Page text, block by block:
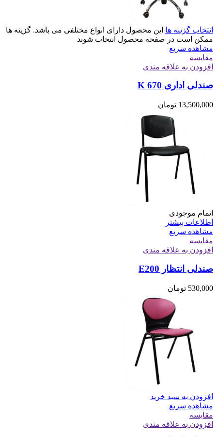
انتخاب گزینه ها این محصول دارای انواع مختلفی می باشد. گزینه ها
ممکن است در صفحه محصول انتخاب شوند
مشاهده سریع
مقایسه
افزودن به علاقه مندی
صندلی اداری K 670
13,500,000 تومان
اتمام موجودی
اطلاعات بیشتر
مشاهده سریع
مقایسه
افزودن به علاقه مندی
صندلی انتظار E200
530,000 تومان
افزودن به سبد خرید
مشاهده سریع
مقایسه
افزودن به علاقه مندی